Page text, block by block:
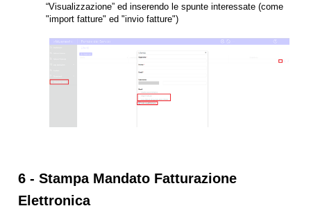
“Visualizzazione” ed inserendo le spunte interessate (come
"import fatture" ed "invio fatture")
6 - Stampa Mandato Fatturazione
Elettronica